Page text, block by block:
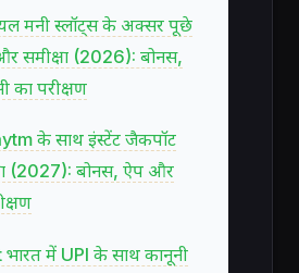
मनी स्लॉट्स के अक्सर पूछे
और समीक्षा (2026): बोनस,
का परीक्षण
के साथ इंस्टेंट जैकपॉट
(2027): बोनस, ऐप और
में UPI के साथ कानूनी